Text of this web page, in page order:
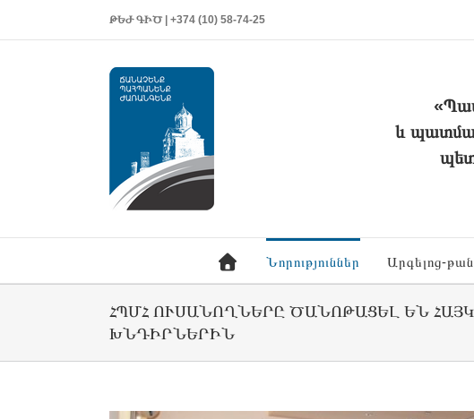
ԹԵԺ ԳԻԾ | +374 (10) 58-74-25
և
Նորություններ Արգելոց-
ՀՊՄՀ ՈՒՍԱՆՈՂՆԵՐԸ ԾԱՆՈԹԱՑԵԼ ԵՆ
ԽՆԴԻՐՆԵՐԻՆ